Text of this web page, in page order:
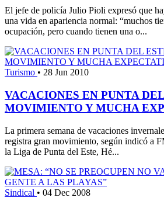
El jefe de policía Julio Pioli expresó que
una vida en apariencia normal: “muchos
ocupación, pero cuando tienen una o...
Turismo • 28 Jun 2010
VACACIONES EN PUNTA
MOVIMIENTO Y MUCHA
La primera semana de vacaciones
registra gran movimiento, según indicó a
la Liga de Punta del Este, Hé...
Sindical • 04 Dec 2008